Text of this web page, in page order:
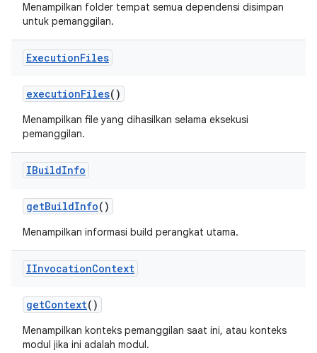
Menampilkan folder tempat semua dependensi disimpan
untuk pemanggilan.
ExecutionFiles
executionFiles()
Menampilkan file yang dihasilkan selama eksekusi
pemanggilan.
IBuildInfo
getBuildInfo()
Menampilkan informasi build perangkat utama.
IInvocationContext
getContext()
Menampilkan konteks pemanggilan saat ini, atau konteks
modul jika ini adalah modul.